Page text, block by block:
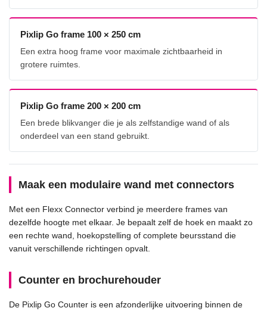
Pixlip Go frame 100 × 250 cm
Een extra hoog frame voor maximale zichtbaarheid in
grotere ruimtes.
Pixlip Go frame 200 × 200 cm
Een brede blikvanger die je als zelfstandige wand of als
onderdeel van een stand gebruikt.
Maak een modulaire wand met connectors
Met een Flexx Connector verbind je meerdere frames van
dezelfde hoogte met elkaar. Je bepaalt zelf de hoek en maakt zo
een rechte wand, hoekopstelling of complete beursstand die
vanuit verschillende richtingen opvalt.
Counter en brochurehouder
De Pixlip Go Counter is een afzonderlijke uitvoering binnen de